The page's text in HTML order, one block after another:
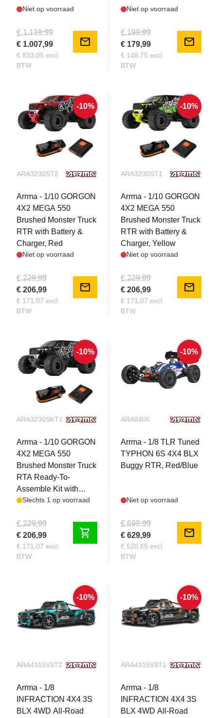
Niet op voorraad
€ 1.119,99
€ 1.007,99
€ 833,05 excl.
BTW
mail
Niet op voorraad
€ 199,99
€ 179,99
€ 148,75 excl.
BTW
mail
-10%
ARA3230ST2
Arrma - 1/10 GORGON
4X2 MEGA 550
Brushed Monster Truck
RTR with Battery &
Charger, Red
Niet op voorraad
€ 229,99
€ 206,99
€ 171,07 excl.
BTW
mail
-10%
ARA3230ST1
Arrma - 1/10 GORGON
4X2 MEGA 550
Brushed Monster Truck
RTR with Battery &
Charger, Yellow
Niet op voorraad
€ 229,99
€ 206,99
€ 171,07 excl.
BTW
mail
-10%
ARA3230SKT1
Arrma - 1/10 GORGON
4X2 MEGA 550
Brushed Monster Truck
RTA Ready-To-
Assemble Kit with
Battery & Charger
Slechts 1 op voorraad
€ 229,99
€ 206,99
€ 171,07 excl.
BTW
shopping_cart
-10%
ARA8406
Arrma - 1/8 TLR Tuned
TYPHON 6S 4X4 BLX
Buggy RTR, Red/Blue
Niet op voorraad
€ 699,99
€ 629,99
€ 520,65 excl.
BTW
mail
-10%
ARA4315V3T2
Arrma - 1/8
INFRACTION 4X4 3S
BLX 4WD All-Road
-10%
ARA4315V3T1
Arrma - 1/8
INFRACTION 4X4 3S
BLX 4WD All-Road